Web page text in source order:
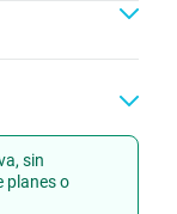
sin
planes o